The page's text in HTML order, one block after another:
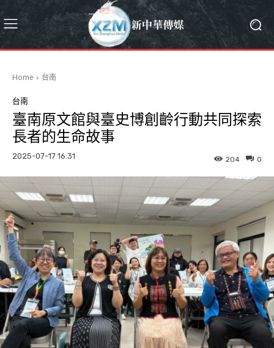
Home 台南
台南
臺南原文館與臺史博創齡行動共同探索
長者的生命故事
2025-07-17 16:31 0
204